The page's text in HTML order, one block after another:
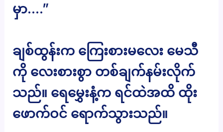
မှာ….”
ချစ်ထွန်းက ကြေးစားမလေး မေသီ
ကို လေးစားစွာ တစ်ချက်နမ်းလိုက်
သည်။ ရေမွှေးနံ့က ရင်ထဲအထိ ထိုး
ဖောက်ဝင် ရောက်သွားသည်။